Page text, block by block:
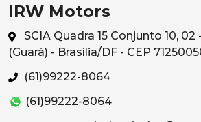
IRW Motors
SCIA Quadra 15 Conjunto 10,
(Guará) - Brasília/DF - CEP
(61)99222-8064
(61)99222-8064